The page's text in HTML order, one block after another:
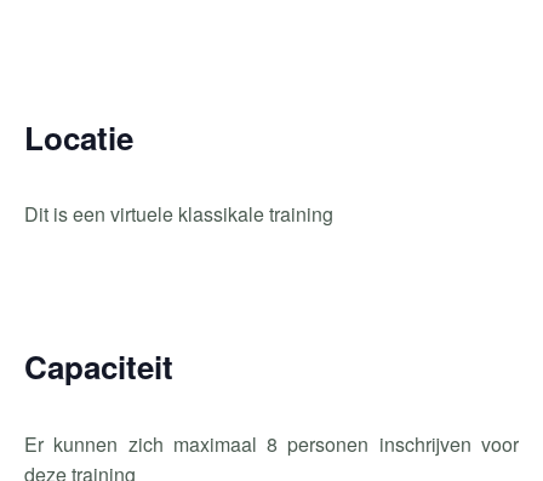
Locatie
Dit is een virtuele klassikale training
Capaciteit
Er kunnen zich maximaal 8 personen inschrijven voor
deze training